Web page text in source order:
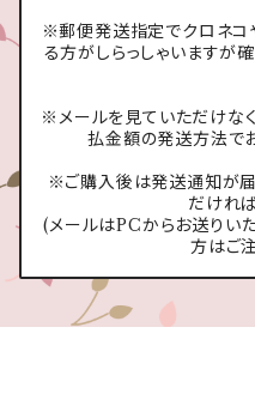
※郵便発送指定でクロネコ
る方がしらっしゃいますが
※メールを見ていただけな
払金額の発送方法で
※ご購入後は発送通知が
だけれ
(メールはPCからお送りい
方はご